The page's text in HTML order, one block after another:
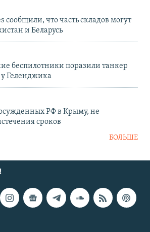
что часть складов могут
и Беларусь
беспилотники поразили танкер
у Геленджика
РФ в Крыму, не
сроков
БОЛЬШЕ